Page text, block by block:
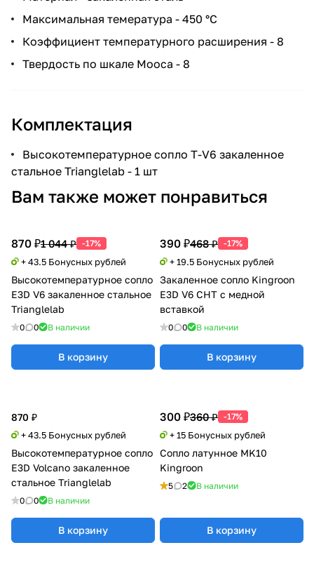
Максимальная темература - 450 °C
Коэффициент температурного расширения - 8
Твердость по шкале Мооса - 8
Комплектация
Высокотемпературное сопло T-V6 закаленное
стальное Trianglelab - 1 шт
Вам также может понравиться
870 ₽1 044 ₽ -17%
+ 43.5 Бонусных рублей
Высокотемпературное сопло
E3D V6 закаленное стальное
Trianglelab
0 0 В наличии
В корзину
390 ₽468 ₽ -17%
+ 19.5 Бонусных рублей
Закаленное сопло Kingroon
E3D V6 CHT с медной
вставкой
0 0 В наличии
В корзину
300 ₽360 ₽ -17%
+ 15 Бонусных рублей
Сопло латунное MK10
Kingroon
5 2 В наличии
В корзину
870 ₽
+ 43.5 Бонусных рублей
Высокотемпературное сопло
E3D Volcano закаленное
стальное Trianglelab
0 0 В наличии
В корзину